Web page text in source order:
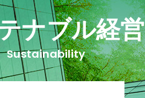
ナブル経営
Sustainability